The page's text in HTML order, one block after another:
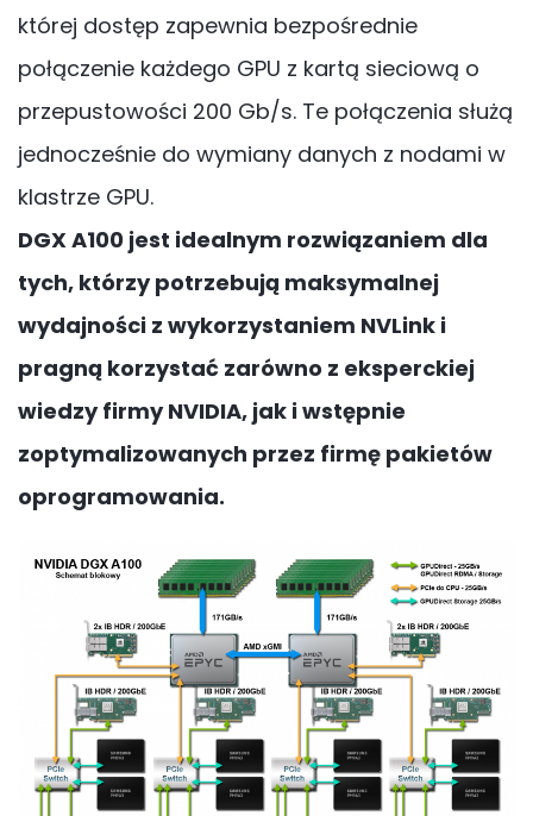
której dostęp zapewnia bezpośrednie
połączenie każdego GPU z kartą sieciową o
przepustowości 200 Gb/s. Te połączenia służą
jednocześnie do wymiany danych z nodami w
klastrze GPU.
DGX A100 jest idealnym rozwiązaniem dla
tych, którzy potrzebują maksymalnej
wydajności z wykorzystaniem NVLink i
pragną korzystać zarówno z eksperckiej
wiedzy firmy NVIDIA, jak i wstępnie
zoptymalizowanych przez firmę pakietów
oprogramowania.